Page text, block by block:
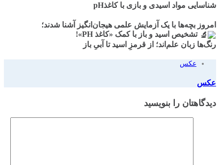
شناسایی مواد اسیدی و بازی با کاغذpH
امروز بچه‌ها با یک آزمایش علمی هیجان‌انگیز آشنا شدند؛
تشخیص اسید و باز با کمک «کاغذ PH»!
رنگ‌ها زبان علم‌اند؛ از قرمزِ اسید تا آبیِ باز
عکس
عکس
دیدگاهتان را بنویسید